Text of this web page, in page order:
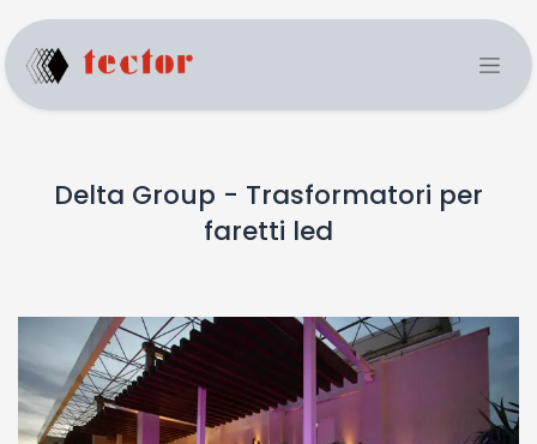
Delta Group - Trasformatori per
faretti led